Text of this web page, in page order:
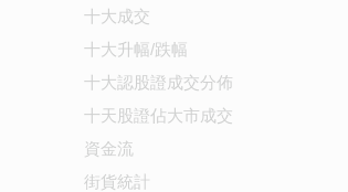
十大成交
十大升幅/跌幅
十大認股證成交分佈
十天股證佔大市成交
資金流
街貨統計